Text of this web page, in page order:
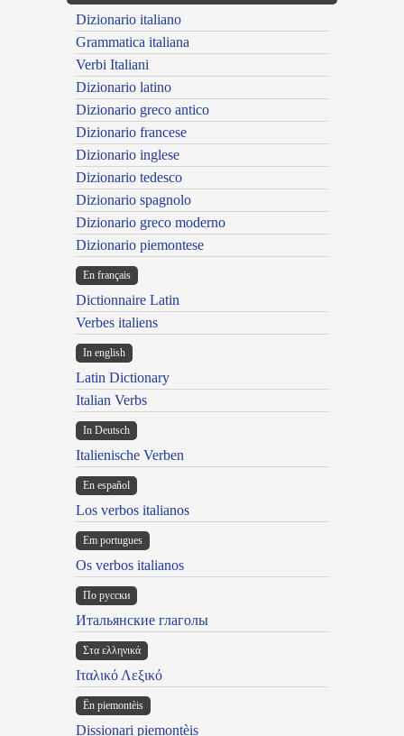
Dizionario italiano
Grammatica italiana
Verbi Italiani
Dizionario latino
Dizionario greco antico
Dizionario francese
Dizionario inglese
Dizionario tedesco
Dizionario spagnolo
Dizionario greco moderno
Dizionario piemontese
En français
Dictionnaire Latin
Verbes italiens
In english
Latin Dictionary
Italian Verbs
In Deutsch
Italienische Verben
En español
Los verbos italianos
Em portugues
Os verbos italianos
По русски
Итальянские глаголы
Στα ελληνικά
Ιταλικό Λεξικό
Ën piemontèis
Dissionari piemontèis